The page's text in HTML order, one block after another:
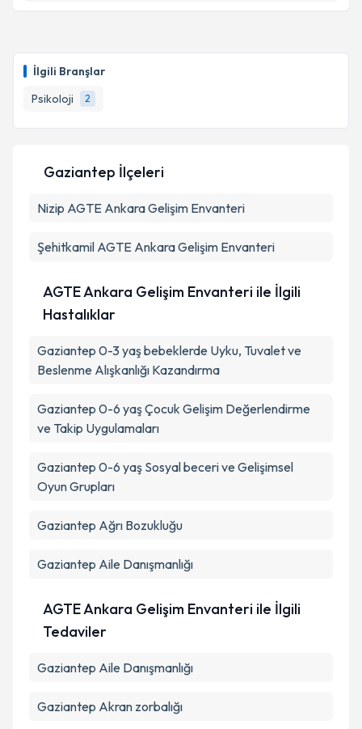
İlgili Branşlar
Psikoloji
2
takvim hazırlandığında e-posta ile bilgilendireceğiz.
E-posta Adresiniz
Metni'ni okudum ve kişisel verilerimin belirtilen
Gaziantep İlçeleri
Nizip AGTE Ankara Gelişim Envanteri
Şehitkamil AGTE Ankara Gelişim Envanteri
AGTE Ankara Gelişim Envanteri ile İlgili
Hastalıklar
Gaziantep 0-3 yaş bebeklerde Uyku, Tuvalet ve
Beslenme Alışkanlığı Kazandırma
Gaziantep 0-6 yaş Çocuk Gelişim Değerlendirme
ve Takip Uygulamaları
Gaziantep 0-6 yaş Sosyal beceri ve Gelişimsel
Oyun Grupları
Gaziantep Ağrı Bozukluğu
Gaziantep Aile Danışmanlığı
AGTE Ankara Gelişim Envanteri ile İlgili
Tedaviler
Gaziantep Aile Danışmanlığı
Gaziantep Akran zorbalığı